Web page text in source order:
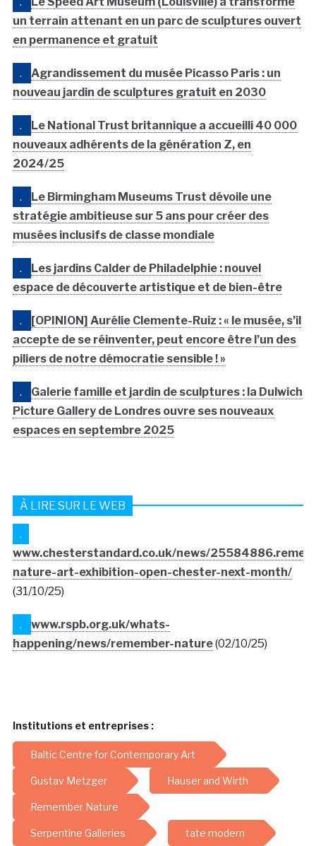
un terrain attenant en un parc de sculptures ouvert
en permanence et gratuit
.
Agrandissement du musée Picasso Paris : un
nouveau jardin de sculptures gratuit en 2030
.
Le National Trust britannique a accueilli 40 000
nouveaux adhérents de la génération Z, en
2024/25
.
Le Birmingham Museums Trust dévoile une
stratégie ambitieuse sur 5 ans pour créer des
musées inclusifs de classe mondiale
.
Les jardins Calder de Philadelphie : nouvel
espace de découverte artistique et de bien-être
.
[OPINION] Aurélie Clemente-Ruiz : « le musée, s’il
accepte de se réinventer, peut encore être l’un des
piliers de notre démocratie sensible ! »
.
Galerie famille et jardin de sculptures : la Dulwich
Picture Gallery de Londres ouvre ses nouveaux
espaces en septembre 2025
À LIRE SUR LE WEB
.
www.chesterstandard.co.uk/news/
nature-art-exhibition-open-chester-next-month/
(31/10/25)
.
www.rspb.org.uk/whats-
happening/news/remember-nature(02/10/25)
Institutions et entreprises :
Baltic Centre for Contemporary Art
Gustav Metzger Hauser and Wirth
Remember Nature
Serpentine Galleries tate modern